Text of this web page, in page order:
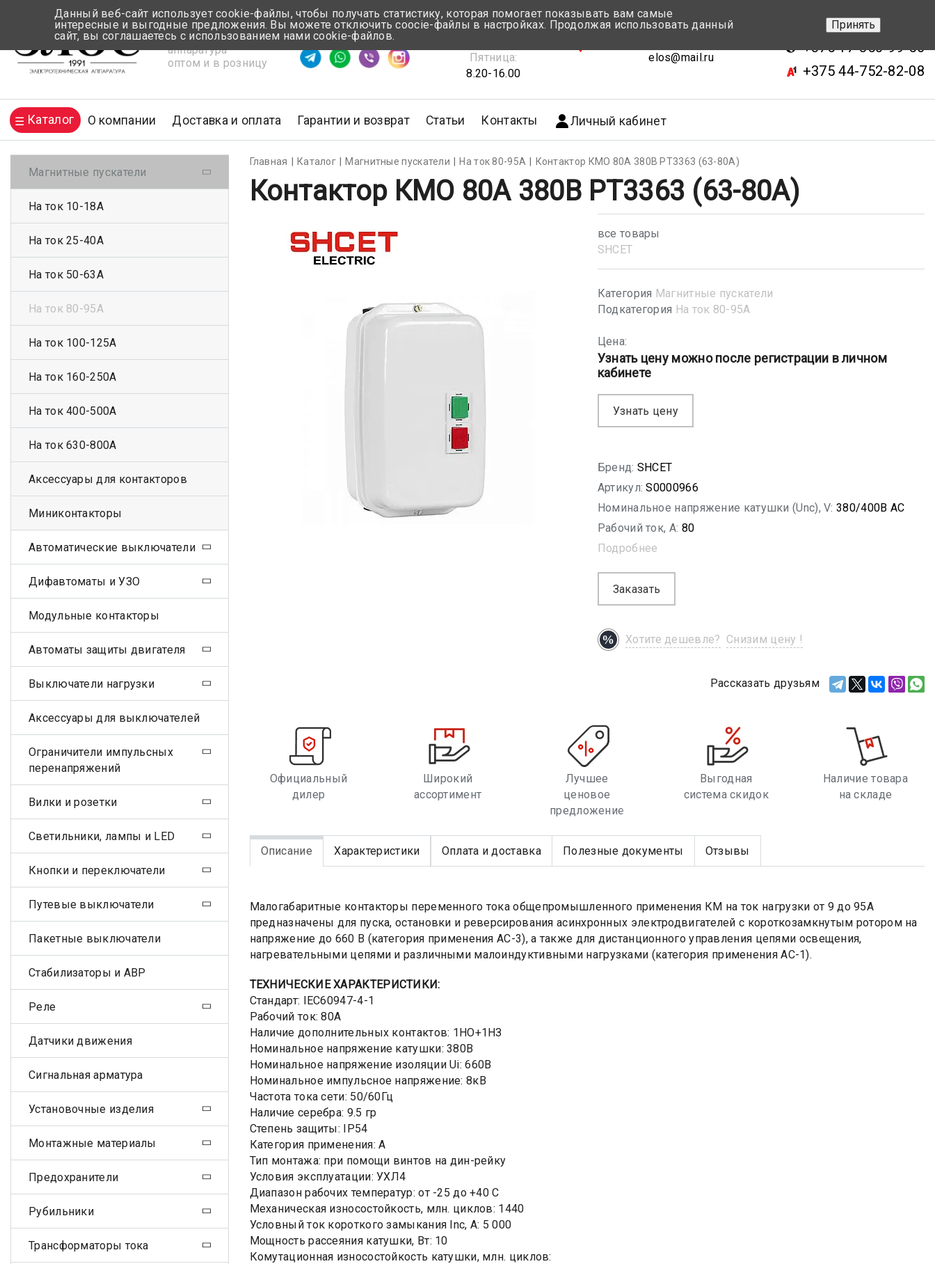
Электротехническая
аппаратура
оптом и в розницу
Время ответа ≈ 5 мин
Понедельник-Четверг:
Пятница:
8.20-16.00
elos@mail.ru
+375 17-343-46-70
+375 17-350-99-56
+375 44-752-82-08
Каталог О компании Доставка и оплата Гарантии и возврат Статьи Контакты Личный кабинет
Главная Каталог Магнитные пускатели На ток 80-95А Контактор КМО 80А 380В РТ3363 (63-80А)
Контактор КМО 80А 380В РТ3363 (63-80А)
все товары
SHСET
Категория Магнитные пускатели
Подкатегория На ток 80-95А
Цена:
Узнать цену можно после регистрации в личном
кабинете
Узнать цену
Бренд: SHСET
Артикул: S0000966
Номинальное напряжение катушки (Unc), V: 380/400B AC
Рабочий ток, A: 80
Подробнее
Заказать
Хотите дешевле? Снизим цену !
Рассказать друзьям
Официальный
дилер
Широкий
ассортимент
Лучшее
ценовое
предложение
Выгодная
система скидок
Наличие товара
на складе
Описание Характеристики Оплата и доставка Полезные документы Отзывы
Малогабаритные контакторы переменного тока общепромышленного применения КМ на ток нагрузки от 9 до 95А
предназначены для пуска, остановки и реверсирования асинхронных электродвигателей с короткозамкнутым ротором на
напряжение до 660 В (категория применения АС-3), а также для дистанционного управления цепями освещения,
нагревательными цепями и различными малоиндуктивными нагрузками (категория применения АС-1).
ТЕХНИЧЕСКИЕ ХАРАКТЕРИСТИКИ:
Стандарт: IEC60947-4-1
Рабочий ток: 80А
Наличие дополнительных контактов: 1HO+1НЗ
Номинальное напряжение катушки: 380В
Номинальное напряжение изоляции Ui: 660В
Номинальное импульсное напряжение: 8кВ
Частота тока сети: 50/60Гц
Наличие серебра: 9.5 гр
Степень защиты: IP54
Категория применения: А
Тип монтажа: при помощи винтов на дин-рейку
Условия эксплуатации: УХЛ4
Диапазон рабочих температур: от -25 до +40 С
Механическая износостойкость, млн. циклов: 1440
Условный ток короткого замыкания Inc, А: 5 000
Мощность рассеяния катушки, Вт: 10
Комутационная износостойкость катушки, млн. циклов:
Магнитные пускатели
На ток 10-18А
На ток 25-40А
На ток 50-63А
На ток 80-95А
На ток 100-125А
На ток 160-250А
На ток 400-500А
На ток 630-800А
Аксессуары для контакторов
Миниконтакторы
Автоматические выключатели
Дифавтоматы и УЗО
Модульные контакторы
Автоматы защиты двигателя
Выключатели нагрузки
Аксессуары для выключателей
Ограничители импульсных
перенапряжений
Вилки и розетки
Светильники, лампы и LED
Кнопки и переключатели
Путевые выключатели
Пакетные выключатели
Стабилизаторы и АВР
Реле
Датчики движения
Сигнальная арматура
Установочные изделия
Монтажные материалы
Предохранители
Рубильники
Трансформаторы тока
Данный веб-сайт использует cookie-файлы, чтобы получать статистику, которая помогает показывать вам самые
интересные и выгодные предложения. Вы можете отключить coocie-файлы в настройках. Продолжая использовать данный
сайт, вы соглашаетесь с использованием нами cookie-файлов.
Принять